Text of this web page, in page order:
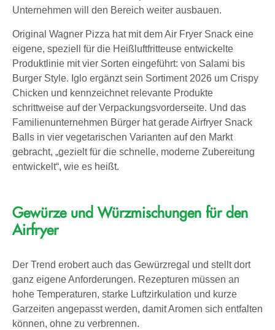
Unternehmen will den Bereich weiter ausbauen.
Original Wagner Pizza hat mit dem Air Fryer Snack eine
eigene, speziell für die Heißluftfritteuse entwickelte
Produktlinie mit vier Sorten eingeführt: von Salami bis
Burger Style. Iglo ergänzt sein Sortiment 2026 um Crispy
Chicken und kennzeichnet relevante Produkte
schrittweise auf der Verpackungsvorderseite. Und das
Familienunternehmen Bürger hat gerade Airfryer Snack
Balls in vier vegetarischen Varianten auf den Markt
gebracht, „gezielt für die schnelle, moderne Zubereitung
entwickelt“, wie es heißt.
Gewürze und Würzmischungen für den
Airfryer
Der Trend erobert auch das Gewürzregal und stellt dort
ganz eigene Anforderungen. Rezepturen müssen an
hohe Temperaturen, starke Luftzirkulation und kurze
Garzeiten angepasst werden, damit Aromen sich entfalten
können, ohne zu verbrennen.